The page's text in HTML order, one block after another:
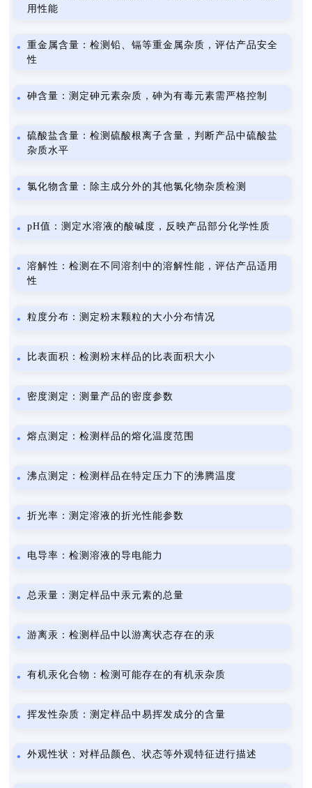
用性能
重金属含量：检测铅、镉等重金属杂质，评估产品安全
性
砷含量：测定砷元素杂质，砷为有毒元素需严格控制
硫酸盐含量：检测硫酸根离子含量，判断产品中硫酸盐
杂质水平
氯化物含量：除主成分外的其他氯化物杂质检测
pH值：测定水溶液的酸碱度，反映产品部分化学性质
溶解性：检测在不同溶剂中的溶解性能，评估产品适用
性
粒度分布：测定粉末颗粒的大小分布情况
比表面积：检测粉末样品的比表面积大小
密度测定：测量产品的密度参数
熔点测定：检测样品的熔化温度范围
沸点测定：检测样品在特定压力下的沸腾温度
折光率：测定溶液的折光性能参数
电导率：检测溶液的导电能力
总汞量：测定样品中汞元素的总量
游离汞：检测样品中以游离状态存在的汞
有机汞化合物：检测可能存在的有机汞杂质
挥发性杂质：测定样品中易挥发成分的含量
外观性状：对样品颜色、状态等外观特征进行描述